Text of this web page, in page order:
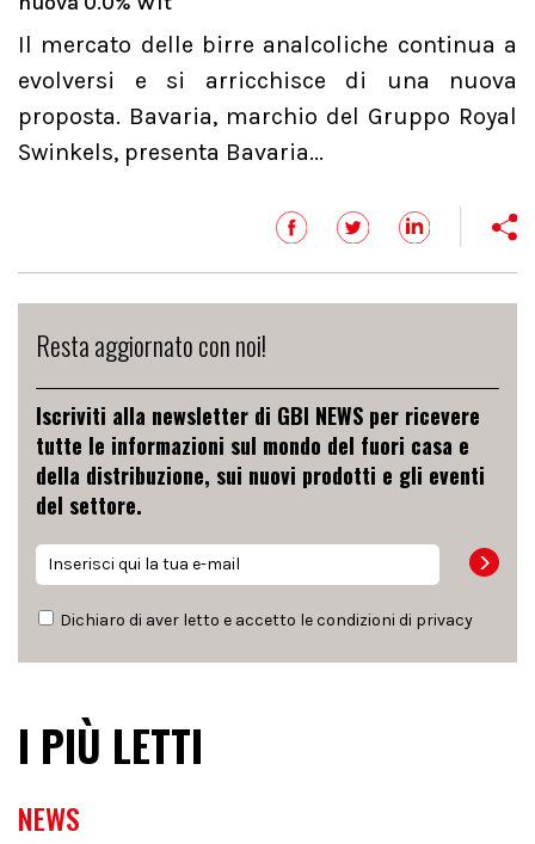
Il mercato delle birre analcoliche continua a
evolversi e si arricchisce di una nuova
proposta. Bavaria, marchio del Gruppo Royal
Swinkels, presenta Bavaria...
Resta aggiornato con noi!
Iscriviti alla newsletter di GBI NEWS per ricevere
tutte le informazioni sul mondo del fuori casa e
della distribuzione, sui nuovi prodotti e gli eventi
del settore.
Dichiaro di aver letto e accetto le condizioni di privacy
I PIÙ LETTI
NEWS